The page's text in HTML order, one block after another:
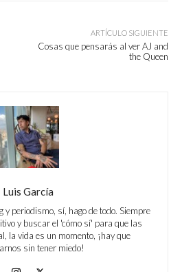
ARTÍCULO SIGUIENTE
Cosas que pensarás al ver AJ and
the Queen
Luis García
periodismo, sí, hago de todo. Siempre
y buscar el 'cómo sí' para que las
la vida es un momento, ¡hay que
sin tener miedo!